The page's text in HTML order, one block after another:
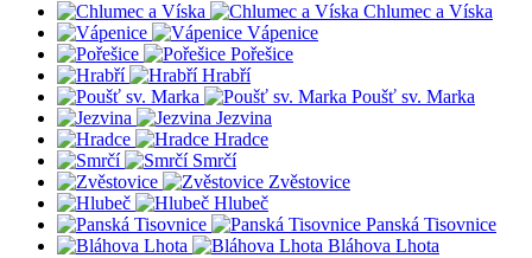
Chlumec a Víska
Vápenice
Pořešice
Hrabří
Poušť sv. Marka
Jezvina
Hradce
Smrčí
Zvěstovice
Hlubeč
Panská Tisovnice
Bláhova Lhota